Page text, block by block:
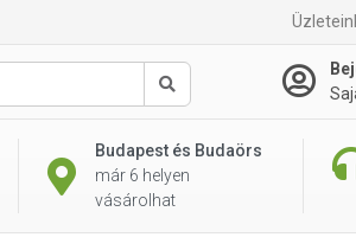
Keresés
Budapest és Budaörs
már 6 helyen
vásárolhat